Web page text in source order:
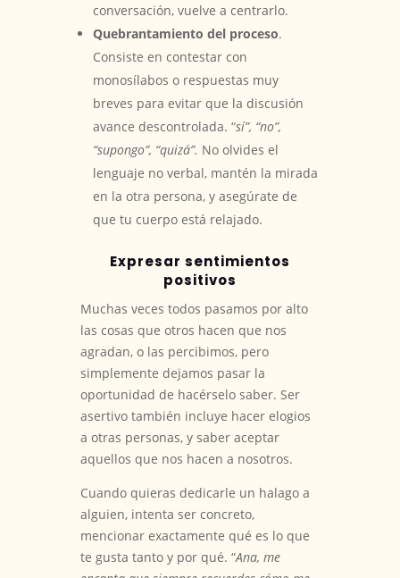
conversación, vuelve a centrarlo.
Quebrantamiento del proceso.
Consiste en contestar con
monosílabos o respuestas muy
breves para evitar que la discusión
avance descontrolada. “sí”, “no”,
“supongo”, “quizá”. No olvides el
lenguaje no verbal, mantén la mirada
en la otra persona, y asegúrate de
que tu cuerpo está relajado.
Expresar sentimientos
positivos
Muchas veces todos pasamos por alto
las cosas que otros hacen que nos
agradan, o las percibimos, pero
simplemente dejamos pasar la
oportunidad de hacérselo saber. Ser
asertivo también incluye hacer elogios
a otras personas, y saber aceptar
aquellos que nos hacen a nosotros.
Cuando quieras dedicarle un halago a
alguien, intenta ser concreto,
mencionar exactamente qué es lo que
te gusta tanto y por qué. “Ana, me